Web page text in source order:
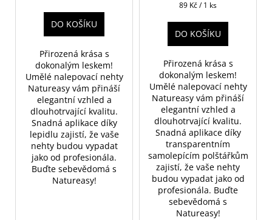
DO KOŠÍKU
Přirozená krása s
dokonalým leskem!
Umělé nalepovací nehty
Natureasy vám přináší
elegantní vzhled a
dlouhotrvající kvalitu.
Snadná aplikace díky
lepidlu zajistí, že vaše
nehty budou vypadat
jako od profesionála.
Buďte sebevědomá s
Natureasy!
Měrná
89 Kč / 1 ks
DO KOŠÍKU
Přirozená krása s
dokonalým leskem!
Umělé nalepovací nehty
Natureasy vám přináší
elegantní vzhled a
dlouhotrvající kvalitu.
Snadná aplikace díky
transparentním
samolepícím polštářkům
zajistí, že vaše nehty
budou vypadat jako od
profesionála. Buďte
sebevědomá s
Natureasy!